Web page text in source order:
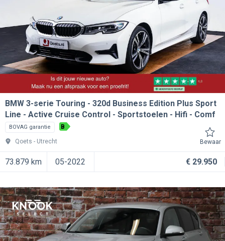
BMW 3-serie Touring
320d Business Edition Plus Sport
Line - Active Cruise Control - Sportstoelen - Hifi - Comf
BOVAG garantie B
Qoets Utrecht Bewaar
73.879 km 05-2022 € 29.950